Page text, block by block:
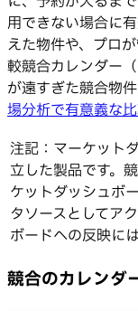
用できない場合に
えた物件や、プロ
較競合カレンダー
が遠すぎた競合物
場分析で有意義な
注記：マーケット
立した製品です。
ケットダッシュボ
タソースとしてア
ボードへの反映に
競合のカレンダ